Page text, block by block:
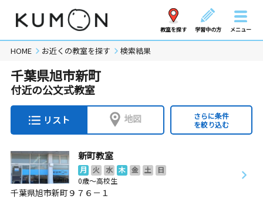
教室を探す 学習中の方 メニュー
HOME お近くの教室を探す 検索結果
千葉県旭市新町
付近の公文式教室
リスト 地図
さらに条件
を絞り込む
新町教室
月 火 水 木 金 土
日
0歳～高校生
千葉県旭市新町９７６－１